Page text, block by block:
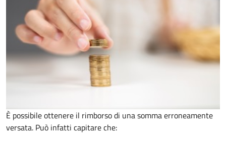
È possibile ottenere il rimborso di una somma erroneamente
versata. Può infatti capitare che: